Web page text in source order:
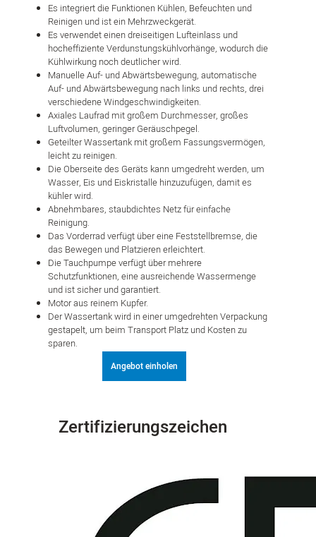
Es integriert die Funktionen Kühlen, Befeuchten und
Reinigen und ist ein Mehrzweckgerät.
Es verwendet einen dreiseitigen Lufteinlass und
hocheffiziente Verdunstungskühlvorhänge, wodurch die
Kühlwirkung noch deutlicher wird.
Manuelle Auf- und Abwärtsbewegung, automatische
Auf- und Abwärtsbewegung nach links und rechts, drei
verschiedene Windgeschwindigkeiten.
Axiales Laufrad mit großem Durchmesser, großes
Luftvolumen, geringer Geräuschpegel.
Geteilter Wassertank mit großem Fassungsvermögen,
leicht zu reinigen.
Die Oberseite des Geräts kann umgedreht werden, um
Wasser, Eis und Eiskristalle hinzuzufügen, damit es
kühler wird.
Abnehmbares, staubdichtes Netz für einfache
Reinigung.
Das Vorderrad verfügt über eine Feststellbremse, die
das Bewegen und Platzieren erleichtert.
Die Tauchpumpe verfügt über mehrere
Schutzfunktionen, eine ausreichende Wassermenge
und ist sicher und garantiert.
Motor aus reinem Kupfer.
Der Wassertank wird in einer umgedrehten Verpackung
gestapelt, um beim Transport Platz und Kosten zu
sparen.
Angebot einholen
Zertifizierungszeichen